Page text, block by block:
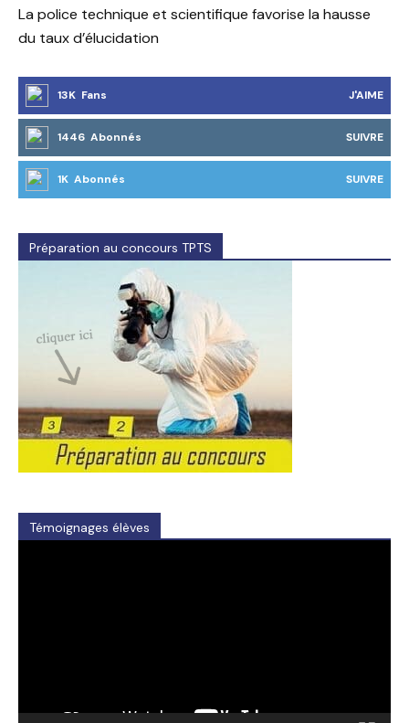
La police technique et scientifique favorise la hausse
du taux d’élucidation
13K Fans J'AIME
1446 Abonnés SUIVRE
1K Abonnés SUIVRE
Préparation au concours TPTS
Témoignages élèves